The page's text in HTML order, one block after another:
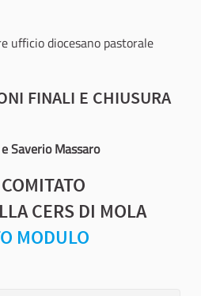
ufficio diocesano pastorale
FINALI E CHIUSURA
Saverio Massaro
CERS DI MOLA
MODULO